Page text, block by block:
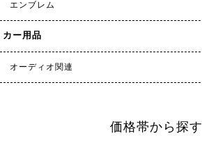
エンブレム
カー用品
オーディオ関連
価格帯から探す